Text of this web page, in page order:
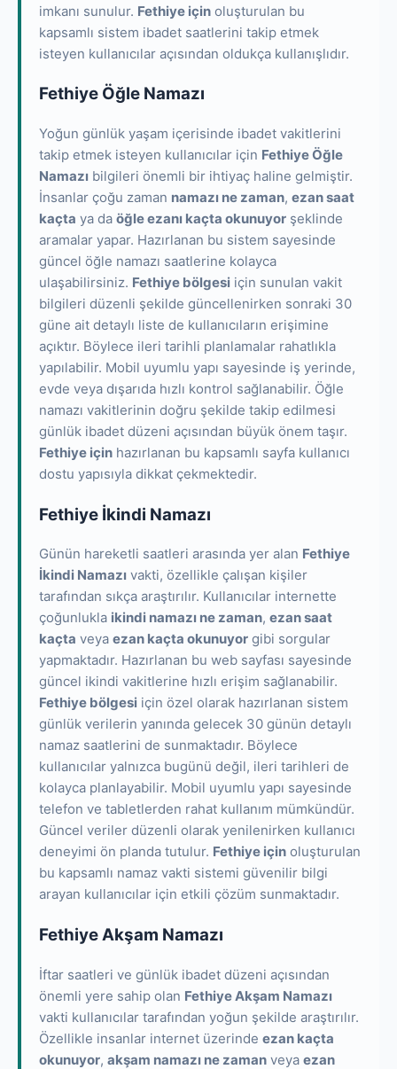
imkanı sunulur. Fethiye için oluşturulan bu
kapsamlı sistem ibadet saatlerini takip etmek
isteyen kullanıcılar açısından oldukça kullanışlıdır.
Fethiye Öğle Namazı
Yoğun günlük yaşam içerisinde ibadet vakitlerini
takip etmek isteyen kullanıcılar için Fethiye Öğle
Namazı bilgileri önemli bir ihtiyaç haline gelmiştir.
İnsanlar çoğu zaman namazı ne zaman, ezan saat
kaçta ya da öğle ezanı kaçta okunuyor şeklinde
aramalar yapar. Hazırlanan bu sistem sayesinde
güncel öğle namazı saatlerine kolayca
ulaşabilirsiniz. Fethiye bölgesi için sunulan vakit
bilgileri düzenli şekilde güncellenirken sonraki 30
güne ait detaylı liste de kullanıcıların erişimine
açıktır. Böylece ileri tarihli planlamalar rahatlıkla
yapılabilir. Mobil uyumlu yapı sayesinde iş yerinde,
evde veya dışarıda hızlı kontrol sağlanabilir. Öğle
namazı vakitlerinin doğru şekilde takip edilmesi
günlük ibadet düzeni açısından büyük önem taşır.
Fethiye için hazırlanan bu kapsamlı sayfa kullanıcı
dostu yapısıyla dikkat çekmektedir.
Fethiye İkindi Namazı
Günün hareketli saatleri arasında yer alan Fethiye
İkindi Namazı vakti, özellikle çalışan kişiler
tarafından sıkça araştırılır. Kullanıcılar internette
çoğunlukla ikindi namazı ne zaman, ezan saat
kaçta veya ezan kaçta okunuyor gibi sorgular
yapmaktadır. Hazırlanan bu web sayfası sayesinde
güncel ikindi vakitlerine hızlı erişim sağlanabilir.
Fethiye bölgesi için özel olarak hazırlanan sistem
günlük verilerin yanında gelecek 30 günün detaylı
namaz saatlerini de sunmaktadır. Böylece
kullanıcılar yalnızca bugünü değil, ileri tarihleri de
kolayca planlayabilir. Mobil uyumlu yapı sayesinde
telefon ve tabletlerden rahat kullanım mümkündür.
Güncel veriler düzenli olarak yenilenirken kullanıcı
deneyimi ön planda tutulur. Fethiye için oluşturulan
bu kapsamlı namaz vakti sistemi güvenilir bilgi
arayan kullanıcılar için etkili çözüm sunmaktadır.
Fethiye Akşam Namazı
İftar saatleri ve günlük ibadet düzeni açısından
önemli yere sahip olan Fethiye Akşam Namazı
vakti kullanıcılar tarafından yoğun şekilde araştırılır.
Özellikle insanlar internet üzerinde ezan kaçta
okunuyor, akşam namazı ne zaman veya ezan